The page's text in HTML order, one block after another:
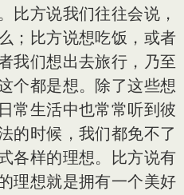
比方说我们往往会说，
；比方说想吃饭，或者
我们想出去旅行，乃至
个都是想。除了这些想
常生活中也常常听到彼
的时候，我们都免不了
各样的理想。比方说有
理想就是拥有一个美好